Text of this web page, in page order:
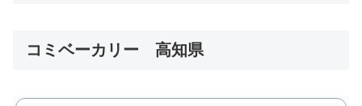
コミベーカリー 高知県